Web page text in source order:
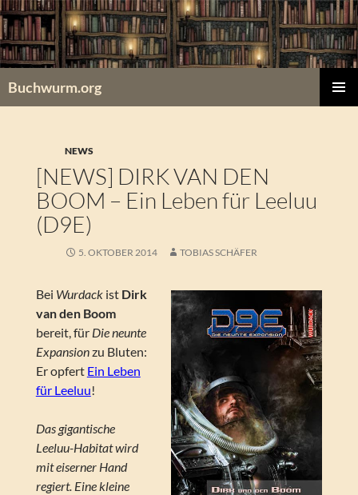
Zum
Inhalt
springen
Buchwurm.org
NEWS
[NEWS] DIRK VAN DEN
BOOM – Ein Leben für Leeluu
(D9E)
5. OKTOBER 2014 TOBIAS SCHÄFER
Bei Wurdackist Dirk
van den Boom
bereit, für Die neunte
Expansionzu Bluten:
Er opfert Ein Leben
für Leeluu!
Das gigantische
Leeluu-Habitat wird
mit eiserner Hand
regiert. Eine kleine